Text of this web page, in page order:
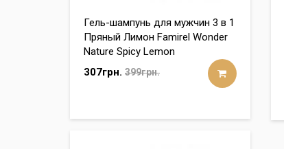
Гель-шампунь для мужчин 3 в 1
Пряный Лимон Famirel Wonder
Nature Spicy Lemon
307грн. 399грн.